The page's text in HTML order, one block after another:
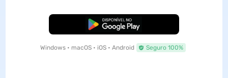
Baixar Grátis
Windows • macOS • iOS • Android Seguro 100%